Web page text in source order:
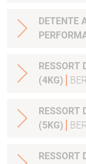
DETENTE
RESSORT
(4KG)
RESSORT
(5KG)
RESSORT